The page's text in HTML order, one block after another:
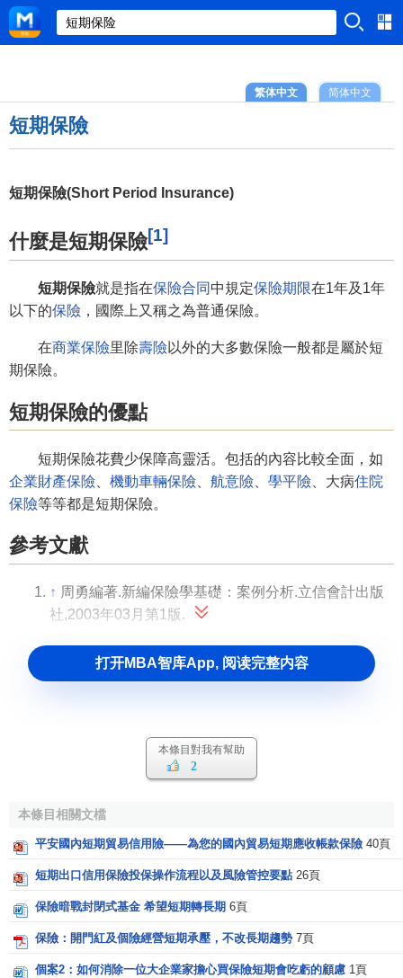
简体中文
繁体中文
短期保險
短期保險(Short Period Insurance)
什麼是短期保險[1]
短期保險就是指在保險合同 中規定保險期限在1年及1年
以下的保險 ，國際上又稱之為普通保險。
在商業保險里除壽險 以外的大多數保險一般都是屬於短
期保險。
短期保險的優點
短期保險花費少保障高靈活。包括的內容比較全面，如
企業財產保險
機動車輛保險 航意險 學平險 、大病住院
保險等等都是短期保險。
參考文獻
↑ 周勇編著.新編保險學基礎：案例分析.立信會計出版
社,2003年03月第1版.
打开MBA智库App, 阅读完整内容
本條目對我有幫助
2
本條目相關文檔
平安國內短期貿易信用險——為您的國內貿易短期應收帳款保險 40頁
短期出口信用保險投保操作流程以及風險管控要點 26頁
保險暗戰封閉式基金 希望短期轉長期 6頁
保險：開門紅及個險經營短期承壓，不改長期趨勢 7頁
個案2：如何消除一位大企業家擔心買保險短期會吃虧的顧慮 1頁